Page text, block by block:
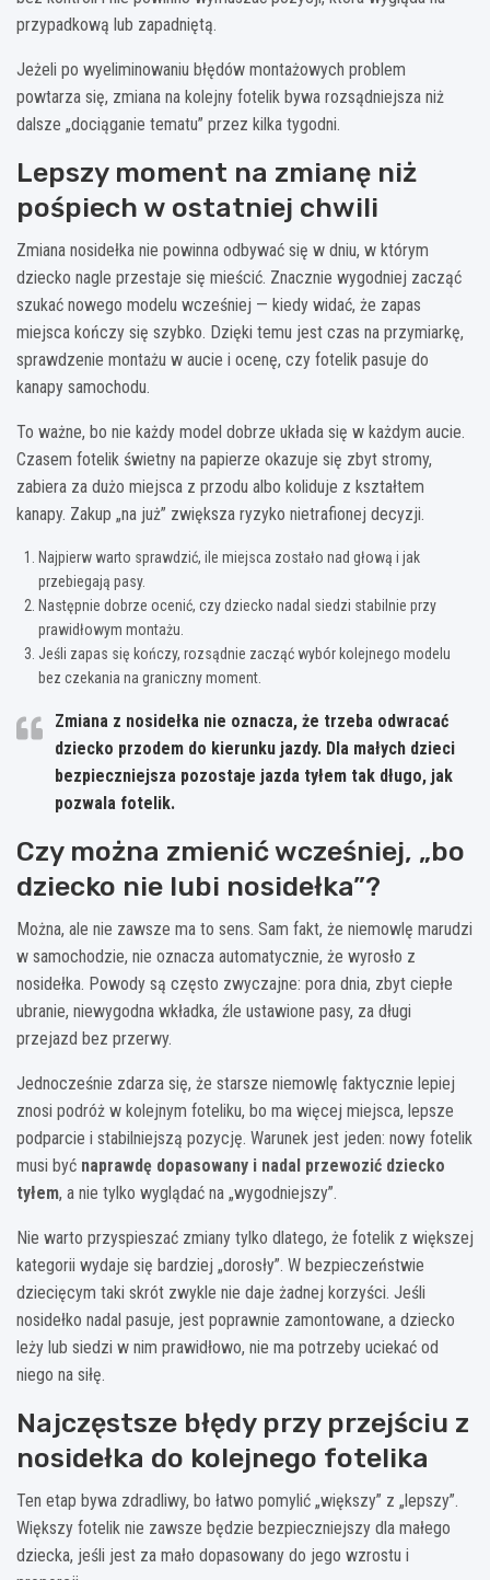
przypadkową lub zapadniętą.
Jeżeli po wyeliminowaniu błędów montażowych problem
powtarza się, zmiana na kolejny fotelik bywa rozsądniejsza niż
dalsze „dociąganie tematu” przez kilka tygodni.
Lepszy moment na zmianę niż
pośpiech w ostatniej chwili
Zmiana nosidełka nie powinna odbywać się w dniu, w którym
dziecko nagle przestaje się mieścić. Znacznie wygodniej zacząć
szukać nowego modelu wcześniej — kiedy widać, że zapas
miejsca kończy się szybko. Dzięki temu jest czas na przymiarkę,
sprawdzenie montażu w aucie i ocenę, czy fotelik pasuje do
kanapy samochodu.
To ważne, bo nie każdy model dobrze układa się w każdym aucie.
Czasem fotelik świetny na papierze okazuje się zbyt stromy,
zabiera za dużo miejsca z przodu albo koliduje z kształtem
kanapy. Zakup „na już” zwiększa ryzyko nietrafionej decyzji.
Najpierw warto sprawdzić, ile miejsca zostało nad głową i jak
przebiegają pasy.
Następnie dobrze ocenić, czy dziecko nadal siedzi stabilnie przy
prawidłowym montażu.
Jeśli zapas się kończy, rozsądnie zacząć wybór kolejnego modelu
bez czekania na graniczny moment.
Zmiana z nosidełka nie oznacza, że trzeba odwracać
dziecko przodem do kierunku jazdy. Dla małych dzieci
bezpieczniejsza pozostaje jazda tyłem tak długo, jak
pozwala fotelik.
Czy można zmienić wcześniej, „bo
dziecko nie lubi nosidełka”?
Można, ale nie zawsze ma to sens. Sam fakt, że niemowlę marudzi
w samochodzie, nie oznacza automatycznie, że wyrosło z
nosidełka. Powody są często zwyczajne: pora dnia, zbyt ciepłe
ubranie, niewygodna wkładka, źle ustawione pasy, za długi
przejazd bez przerwy.
Jednocześnie zdarza się, że starsze niemowlę faktycznie lepiej
znosi podróż w kolejnym foteliku, bo ma więcej miejsca, lepsze
podparcie i stabilniejszą pozycję. Warunek jest jeden: nowy fotelik
musi być naprawdę dopasowany i nadal przewozić dziecko
tyłem, a nie tylko wyglądać na „wygodniejszy”.
Nie warto przyspieszać zmiany tylko dlatego, że fotelik z większej
kategorii wydaje się bardziej „dorosły”. W bezpieczeństwie
dziecięcym taki skrót zwykle nie daje żadnej korzyści. Jeśli
nosidełko nadal pasuje, jest poprawnie zamontowane, a dziecko
leży lub siedzi w nim prawidłowo, nie ma potrzeby uciekać od
niego na siłę.
Najczęstsze błędy przy przejściu z
nosidełka do kolejnego fotelika
Ten etap bywa zdradliwy, bo łatwo pomylić „większy” z „lepszy”.
Większy fotelik nie zawsze będzie bezpieczniejszy dla małego
dziecka, jeśli jest za mało dopasowany do jego wzrostu i